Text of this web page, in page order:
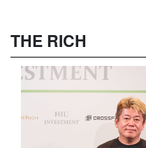
THE RICH